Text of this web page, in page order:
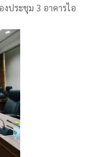
ประชุม 3 อาคารไอ